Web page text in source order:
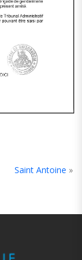
Saint Antoine »